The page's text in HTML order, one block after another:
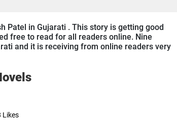
Patel in Gujarati . This story is getting good
free to read for all readers online. Nine
and it is receiving from online readers very
Likes